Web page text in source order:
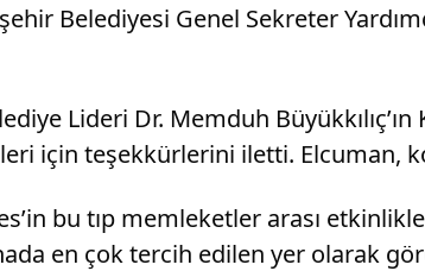
Belediyesi Genel Sekreter
Lideri Dr. Memduh
için teşekkürlerini iletti. Elcuman,
bu tıp memleketler arası
en çok tercih edilen yer olarak